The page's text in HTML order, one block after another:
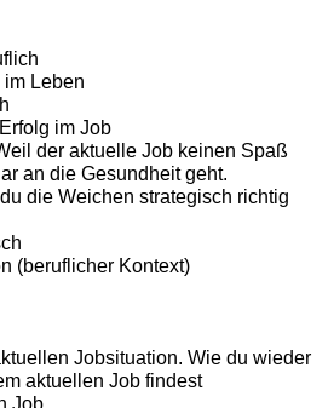
im Leben
im Job
der aktuelle Job keinen Spaß
an die Gesundheit geht.
die Weichen strategisch richtig
(beruflicher Kontext)
Jobsituation. Wie du wieder
aktuellen Job findest